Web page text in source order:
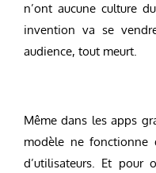
n’ont aucune culture
invention va se
audience, tout meurt.
Même dans les apps
modèle ne fonctionne
d’utilisateurs. Et pour